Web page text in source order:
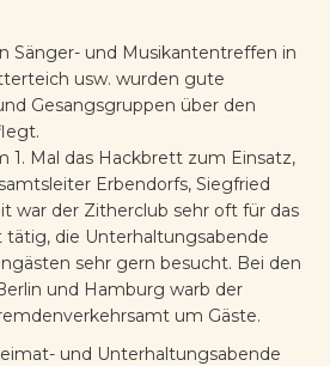
Sänger- und Musikantentreffen in
usw. wurden gute
Gesangsgruppen über den
1. Mal das Hackbrett zum Einsatz,
Erbendorfs, Siegfried
war der Zitherclub sehr oft für das
die Unterhaltungsabende
sehr gern besucht. Bei den
und Hamburg warb der
um Gäste.
und Unterhaltungsabende